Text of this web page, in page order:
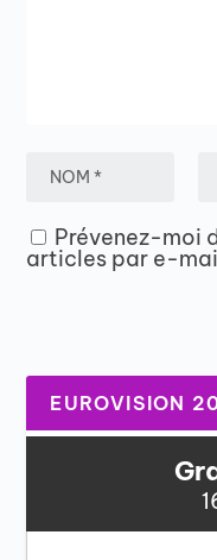
Prévenez-moi
articles par e-
EUROVISION